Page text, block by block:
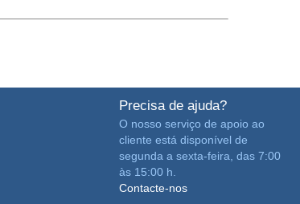
Precisa de ajuda?
O nosso serviço de apoio ao
cliente está disponível de
segunda a sexta-feira, das 7:00
às 15:00 h.
Contacte-nos